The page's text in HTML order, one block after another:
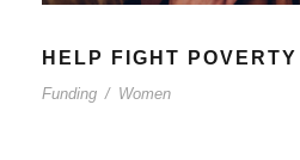
HELP FIGHT POVERTY
Funding / Women